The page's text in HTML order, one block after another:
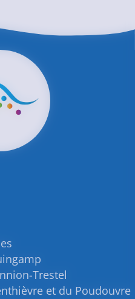
Trestel
et du Poudouvre